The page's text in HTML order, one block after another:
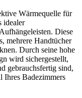
Wärmequelle für
idealer
Diese
mehrere Handtücher
Durch seine hohe
wird sichergestellt,
gebrauchsfertig sind,
Ihres Badezimmers